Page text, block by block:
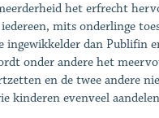
het erfrecht
mits onderlinge
ingewikkelder dan Publifin
onder andere het
en de twee andere
kinderen evenveel